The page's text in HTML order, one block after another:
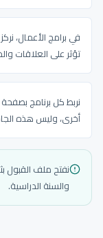
في برامج الأعمال،
تؤثر على العلاقات
نربط كل برنامج
أخرى، وليس هذه
نفتح ملف القبول
والسنة الدراسية.